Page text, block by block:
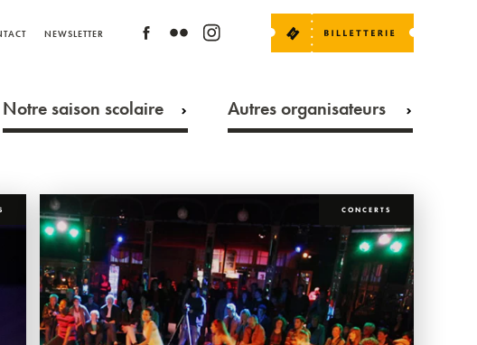
NEWSLETTER
Notre saison scolaire Autres organisateurs
CONCERTS